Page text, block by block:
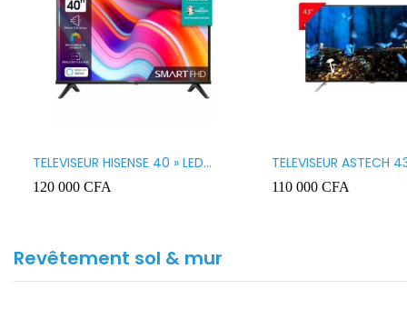
TELEVISEUR HISENSE 40 » LED
SMART VIDAA 40A4K
120 000 CFA
TELEVISEUR ASTECH
43OD15
110 000 CFA
Revêtement sol & mur